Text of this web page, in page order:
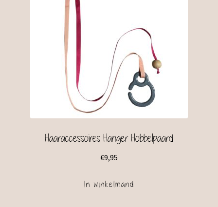
Haaraccessoires Hanger Hobbelpaard
€9,95
In winkelmand